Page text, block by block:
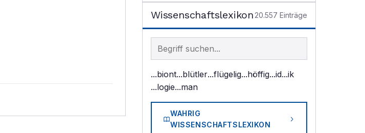
Wissenschaftslexikon 20.557 Einträge
Begriff im Lexikon suchen
...biont...blütler...flügelig...höffig...id...ik
...logie...man
WAHRIG
WISSENSCHAFTSLEXIKON